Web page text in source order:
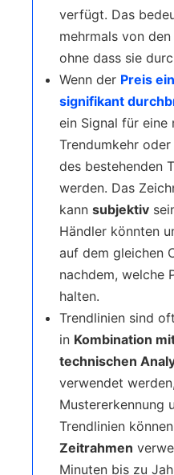
verfügt. Das
mehrmals von
ohne dass sie
Wenn der Preis
signifikant
ein Signal für eine
Trendumkehr
des bestehenden
werden. Das
kann subjektiv
Händler könnten
auf dem gleichen
nachdem, welche
halten.
Trendlinien sind
in Kombination
technischen
verwendet
Mustererkennung
Trendlinien
Zeitrahmen
Minuten bis zu